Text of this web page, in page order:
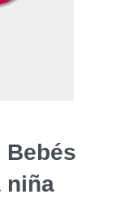
Bebés
niña